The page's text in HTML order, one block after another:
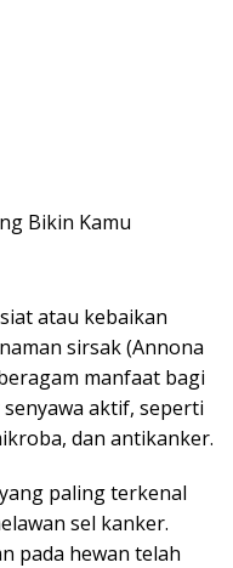
atau kebaikan
sirsak (Annona
manfaat bagi
aktif, seperti
dan antikanker.
paling terkenal
sel kanker.
pada hewan telah